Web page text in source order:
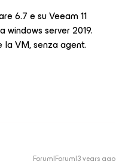
6.7 e su Veeam 11
server 2019.
VM, senza agent.
Forum|Forum|3 years ago